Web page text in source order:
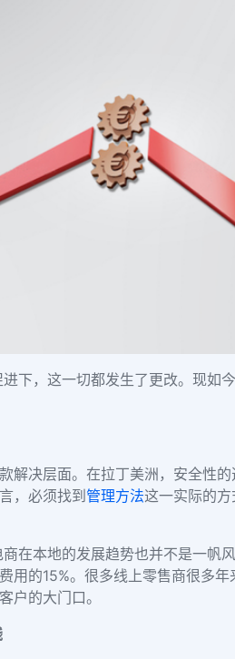
下，这一切都发生了更改。现如
解决层面。在拉丁美洲，安全性
， 必须找到管理方法这一实际的方
商在本地的发展趋势也并不是一帆风
用的15%。很多线上零售商很多
户的大门口。